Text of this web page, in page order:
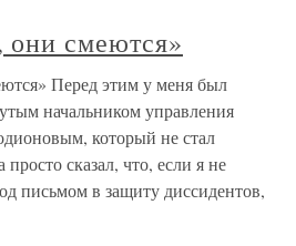
они смеются»
Перед этим у меня был
начальником управления
который не стал
сказал, что, если я не
письмом в защиту диссидентов,